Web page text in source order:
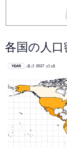
各国の人口